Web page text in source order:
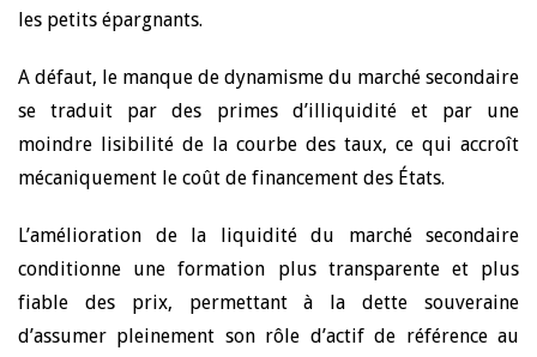
les petits épargnants.
A défaut, le manque de dynamisme du marché secondaire
se traduit par des primes d’illiquidité et par une
moindre lisibilité de la courbe des taux, ce qui accroît
mécaniquement le coût de financement des États.
L’amélioration de la liquidité du marché secondaire
conditionne une formation plus transparente et plus
fiable des prix, permettant à la dette souveraine
d’assumer pleinement son rôle d’actif de référence au